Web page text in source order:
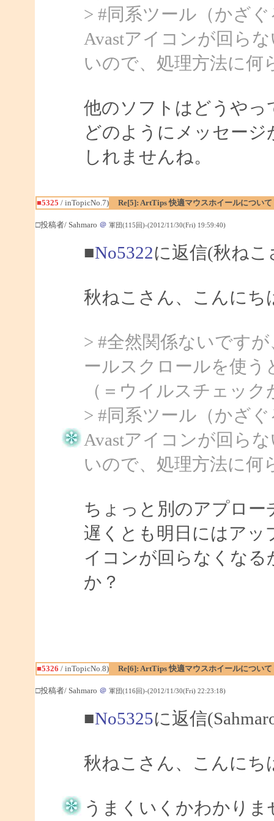
> #同系ツール（かざ
Avastアイコンが回ら
いので、処理方法に何
他のソフトはどうや
どのようにメッセー
しれませんね。
■5325 / inTopicNo.7) Re[5]: ArtTips 快適マウスホイールについて
□投稿者/ Sahmaro ＠ 軍団(115回)-(2012/11/30(Fri) 19:59:40)
■No5322に返信(秋ね
秋ねこさん、こんにち
> #全然関係ないです
ールスクロールを使う
（＝ウイルスチェッ
> #同系ツール（かざ
Avastアイコンが回ら
いので、処理方法に何
ちょっと別のアプロー
遅くとも明日にはアッ
イコンが回らなくな
か？
■5326 / inTopicNo.8) Re[6]: ArtTips 快適マウスホイールについて
□投稿者/ Sahmaro ＠ 軍団(116回)-(2012/11/30(Fri) 22:23:18)
■No5325に返信
秋ねこさん、こんにち
うまくいくかわかり